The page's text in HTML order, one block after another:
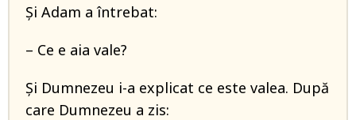
Și Adam a întrebat:
– Ce e aia vale?
Și Dumnezeu i-a explicat ce este valea. După
care Dumnezeu a zis: